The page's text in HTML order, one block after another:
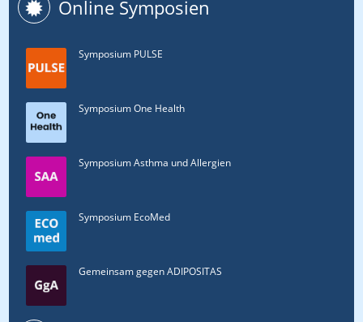
Online Symposien
Symposium PULSE
Symposium One Health
Symposium Asthma und Allergien
Symposium EcoMed
Gemeinsam gegen ADIPOSITAS